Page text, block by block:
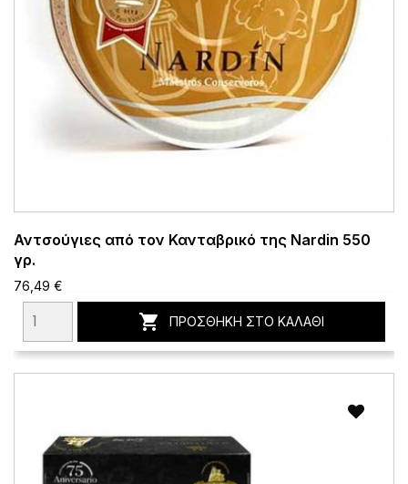
Αντσούγιες από τον Κανταβρικό της Nardin 550
γρ.
76,49 €
 ΠΡΟΣΘΉΚΗ ΣΤΟ ΚΑΛΆΘΙ